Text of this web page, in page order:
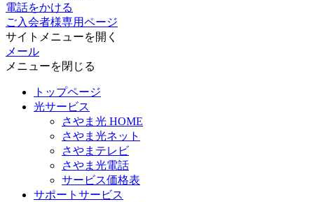
電話をかける
ご入会者様専用ページ
サイトメニューを開く
メール
メニューを閉じる
トップページ
光サービス
さやま光 HOME
さやま光ネット
さやまテレビ
さやま光電話
サービス価格表
サポートサービス